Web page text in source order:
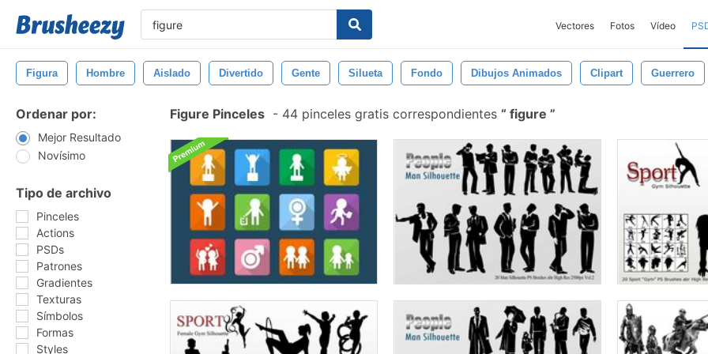
Vectores Fotos Vídeo
Figura Hombre Aislado Divertido Gente Silueta Fondo Dibujos Animados Clipart Guerrero
Ordenar por:
Mejor Resultado
Novísimo
Tipo de archivo
Pinceles
Actions
PSDs
Patrones
Gradientes
Texturas
Símbolos
Formas
Styles
Figure Pinceles - 44 pinceles gratis correspondientes figure